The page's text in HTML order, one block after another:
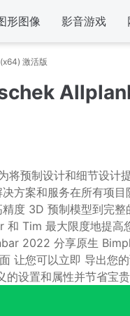
形图像 影音游戏
激活版
预制设计和细节设计
方案和服务在所有项
度 3D 预制模型到完
Tim 最大限度地提高
2022 分享原生
让您可以立即 导出您
设置和属性并节省宝贵